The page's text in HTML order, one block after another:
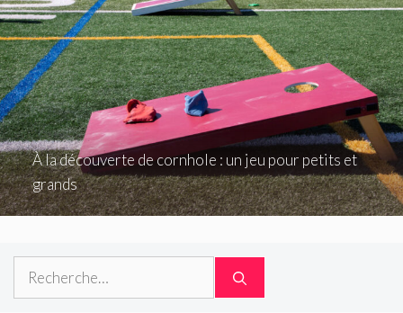
À la découverte de cornhole : un jeu pour petits et
grands
Rechercher :